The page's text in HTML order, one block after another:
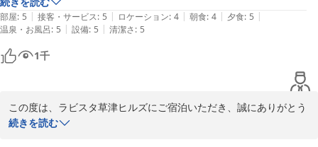
た。貸切風呂も4種類あり、どこも景色がよくとても満足です。
夜ご飯もコース料理で、一つ一つ丁寧に説明もしてくれ、ドリンクもサ
ービスで一杯ついていたので、とても満足。
朝ごはんもバイキングで、出来立てのオムレツを食べられたりとよかっ
ホテルの中も綺麗で、サービスもたくさんあり、とても満足です。
私も友人もまた来たいです。
部屋: 5 | 接客・サービス: 5 | ロケーション: 4 | 朝食: 4 | 夕食: 5 |
温泉・お風呂: 5 | 設備: 5 | 清潔さ: 5
1千
この度は、ラビスタ草津ヒルズにご宿泊いただき、誠にありがとう
ございます。
続きを読む